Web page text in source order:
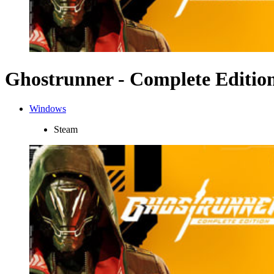
Ghostrunner - Complete
Windows
Steam